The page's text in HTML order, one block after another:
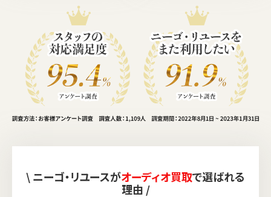
\ ニーゴ・リユースがオーディオ買取で選ばれる
理由 /